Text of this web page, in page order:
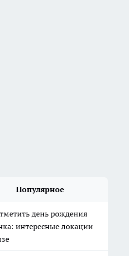
Популярное
день рождения
интересные локации